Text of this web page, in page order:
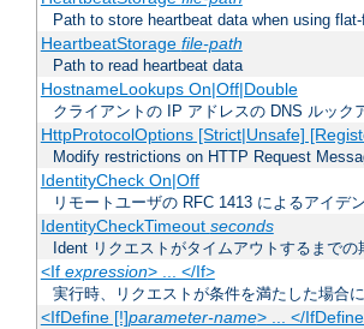
Path to store heartbeat data when using
HeartbeatStorage file-path
Path to read heartbeat data
HostnameLookups On|Off|Double
クライアントの IP アドレスの DNS ルック
HttpProtocolOptions [Strict|Unsafe]
Modify restrictions on HTTP Request
IdentityCheck On|Off
リモートユーザの RFC 1413 によるアイデ
IdentityCheckTimeout seconds
Ident リクエストがタイムアウトするまでの
<If expression> ... </If>
実行時、リクエストが条件を満たした場合
<IfDefine [!]parameter-name> ... </